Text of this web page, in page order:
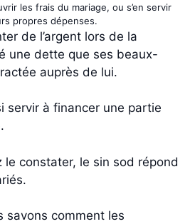
les frais du mariage, ou s’en servir
propres dépenses.
de l’argent lors de la
une dette que ses beaux-
auprès de lui.
servir à financer une partie
le constater, le sin sod répond
savons comment les